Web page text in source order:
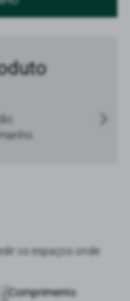
os espaços onde
Comprimento